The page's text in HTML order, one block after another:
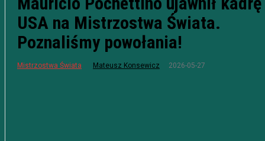
USA na Mistrzostwa Świata.
Poznaliśmy powołania!
Mistrzostwa Świata Mateusz Konsewicz 2026-05-27